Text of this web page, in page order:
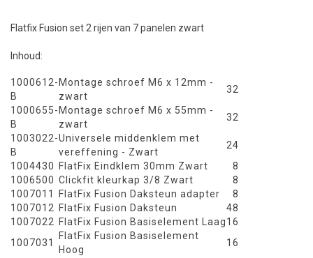
Flatfix Fusion set 2 rijen van 7 panelen zwart
Inhoud:
1000612-
B
Montage schroef M6 x 12mm -
zwart
32
1000655-
B
Montage schroef M6 x 55mm -
zwart
32
1003022-
B
Universele middenklem met
vereffening - Zwart
24
1004430
FlatFix Eindklem 30mm Zwart
8
1006500 Clickfit kleurkap 3/8 Zwart
8
1007011
FlatFix Fusion Daksteun adapter
8
1007012
FlatFix Fusion Daksteun
48
1007022
FlatFix Fusion Basiselement Laag16
1007031
FlatFix Fusion Basiselement
Hoog
16